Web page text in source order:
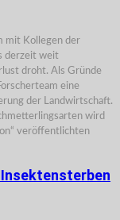
mit Kollegen der
derzeit weit
droht. Als Gründe
eine
der Landwirtschaft.
wird
veröffentlichten